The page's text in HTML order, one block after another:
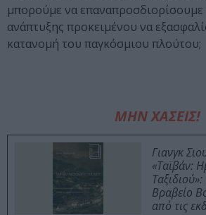
μπορούμε να επαναπροσδιορίσουμε
ανάπτυξης προκειμένου να
κατανομή του παγκόσμιου πλούτου;
ΜΗΝ ΧΑΣΕΙΣ!
Γιανγκ
«Ταϊβάν:
Βραβείο
από τις